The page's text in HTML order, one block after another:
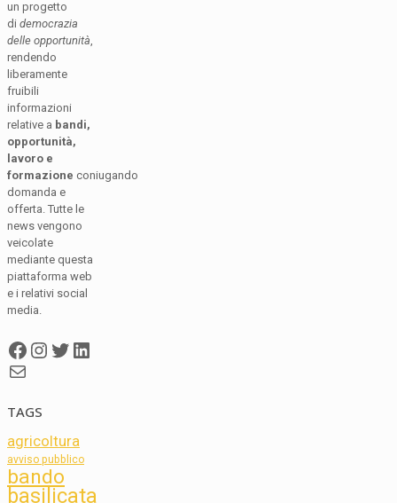
un progetto
di democrazia
delle opportunità
rendendo
liberamente
fruibili
informazioni
relative a bandi,
opportunità,
lavoro e
formazione coniugando
domanda e
offerta. Tutte le
news vengono
veicolate
mediante questa
piattaforma web
e i relativi social
media.
Facebook
Instagram
Twitter
LinkedIn
Mail
TAGS
agricoltura
avviso pubblico
bando
basilicata